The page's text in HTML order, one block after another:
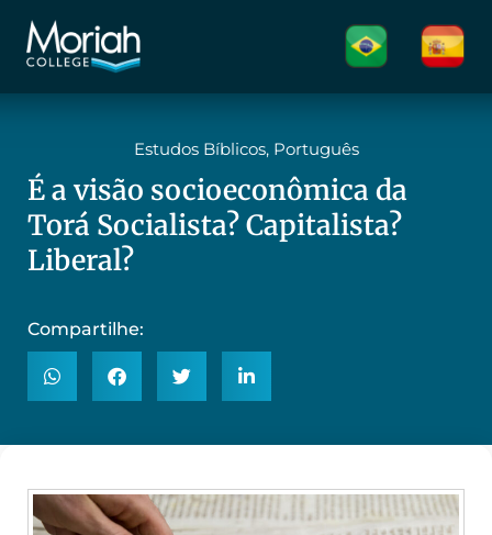
Estudos Bíblicos, Português
É a visão socioeconômica da
Torá Socialista? Capitalista?
Liberal?
Compartilhe: